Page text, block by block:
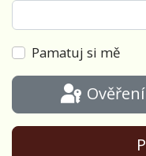
Pamatuj si mě